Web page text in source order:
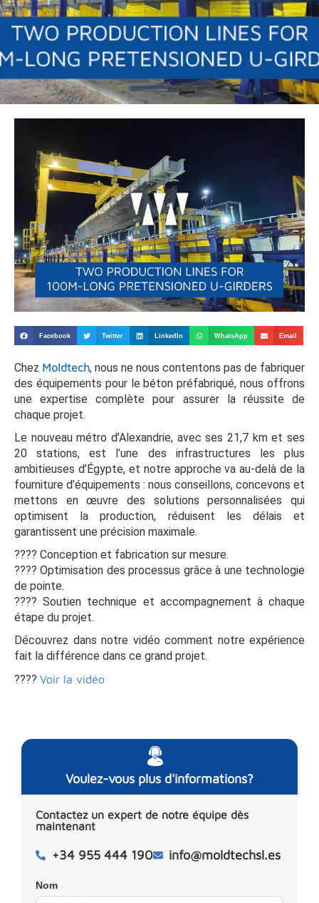
Facebook Twitter LinkedIn WhatsApp Email
Chez Moldtech, nous ne nous contentons pas de fabriquer
des équipements pour le béton préfabriqué, nous offrons
une expertise complète pour assurer la réussite de
chaque projet.
Le nouveau métro d’Alexandrie, avec ses 21,7 km et ses
20 stations, est l’une des infrastructures les plus
ambitieuses d’Égypte, et notre approche va au-delà de la
fourniture d’équipements : nous conseillons, concevons et
mettons en œuvre des solutions personnalisées qui
optimisent la production, réduisent les délais et
garantissent une précision maximale.
???? Conception et fabrication sur mesure.
???? Optimisation des processus grâce à une technologie
de pointe.
???? Soutien technique et accompagnement à chaque
étape du projet.
Découvrez dans notre vidéo comment notre expérience
fait la différence dans ce grand projet.
???? Voir la vidéo
Voulez-vous plus d'informations?
Contactez un expert de notre équipe dès
maintenant
+34 955 444 190 info@moldtechsl.es
Nom